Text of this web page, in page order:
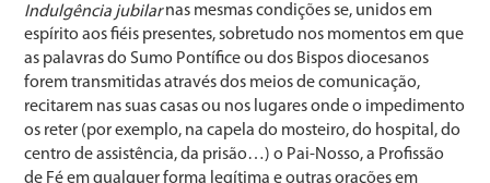
Indulgência jubilarnas mesmas condições se, unidos em
espírito aos fiéis presentes, sobretudo nos momentos em que
as palavras do Sumo Pontífice ou dos Bispos diocesanos
forem transmitidas através dos meios de comunicação,
recitarem nas suas casas ou nos lugares onde o impedimento
os reter (por exemplo, na capela do mosteiro, do hospital, do
centro de assistência, da prisão…) o Pai-Nosso, a Profissão
de Fé em qualquer forma legítima e outras orações em